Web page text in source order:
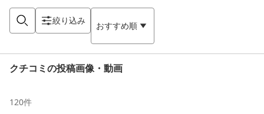
絞り込み おすすめ順
クチコミの投稿画像・動画
120件